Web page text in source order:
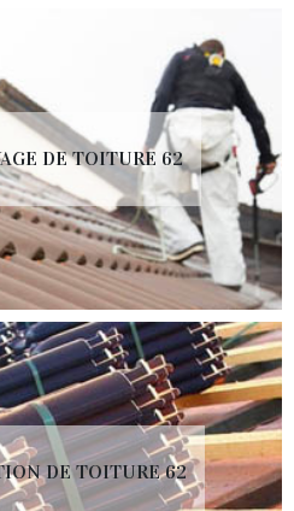
DE TOITURE 62
DE TOITURE 62